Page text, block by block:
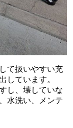
て扱いやすい充
しています。
し、壊していな
水洗い、メンテ